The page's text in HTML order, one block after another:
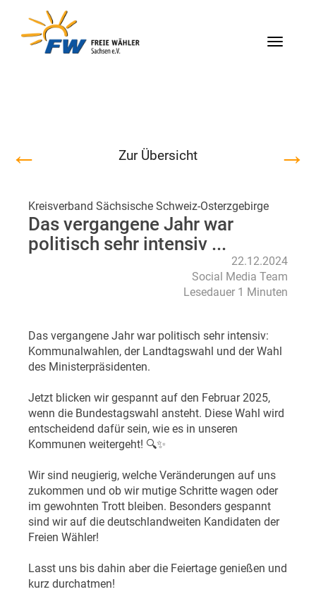
Menü
← Zur Übersicht →
Kreisverband Sächsische Schweiz-Osterzgebirge
Das vergangene Jahr war
politisch sehr intensiv ...
22.12.2024
Social Media Team
Lesedauer 1 Minuten
Das vergangene Jahr war politisch sehr intensiv:
Kommunalwahlen, der Landtagswahl und der Wahl
des Ministerpräsidenten.
Jetzt blicken wir gespannt auf den Februar 2025,
wenn die Bundestagswahl ansteht. Diese Wahl wird
entscheidend dafür sein, wie es in unseren
Kommunen weitergeht! 🔍✨
Wir sind neugierig, welche Veränderungen auf uns
zukommen und ob wir mutige Schritte wagen oder
im gewohnten Trott bleiben. Besonders gespannt
sind wir auf die deutschlandweiten Kandidaten der
Freien Wähler!
Lasst uns bis dahin aber die Feiertage genießen und
kurz durchatmen!